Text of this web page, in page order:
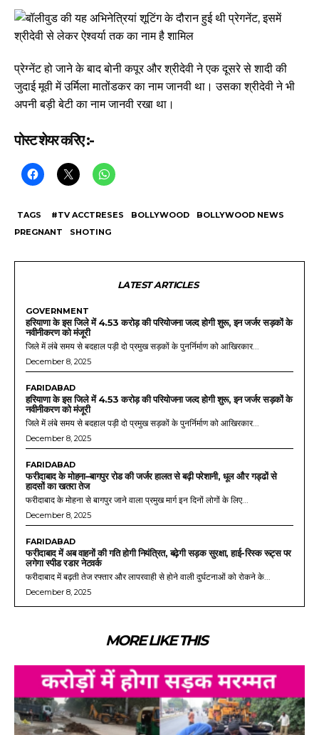
प्रेग्नेंट हो जाने के बाद बोनी कपूर और श्रीदेवी ने एक दूसरे से शादी की
जुदाई मूवी में उर्मिला मातोंडकर का नाम जानवी था। उसका श्रीदेवी ने भी
अपनी बड़ी बेटी का नाम जानवी रखा था।
पोस्ट शेयर करिए :-
TAGS #TV ACCTRESES BOLLYWOOD
BOLLYWOOD NEWS
PREGNANT
SHOTING
LATEST ARTICLES
GOVERNMENT
हरियाणा के इस जिले में 4.53 करोड़ की परियोजना जल्द होगी शुरू, इन जर्जर सड़कों के
नवीनीकरण को मंजूरी
जिले में लंबे समय से बदहाल पड़ी दो प्रमुख सड़कों के पुनर्निर्माण को आखिरकार...
December 8, 2025
FARIDABAD
हरियाणा के इस जिले में 4.53 करोड़ की परियोजना जल्द होगी शुरू, इन जर्जर सड़कों के
नवीनीकरण को मंजूरी
जिले में लंबे समय से बदहाल पड़ी दो प्रमुख सड़कों के पुनर्निर्माण को आखिरकार...
December 8, 2025
FARIDABAD
फरीदाबाद के मोहना–बागपुर रोड की जर्जर हालत से बढ़ी परेशानी, धूल और गड्ढों से
हादसों का खतरा तेज
फरीदाबाद के मोहना से बागपुर जाने वाला प्रमुख मार्ग इन दिनों लोगों के लिए...
December 8, 2025
FARIDABAD
फरीदाबाद में अब वाहनों की गति होगी नियंत्रित, बढ़ेगी सड़क सुरक्षा, हाई-रिस्क रूट्स पर
लगेगा स्पीड रडार नेटवर्क
फरीदाबाद में बढ़ती तेज रफ्तार और लापरवाही से होने वाली दुर्घटनाओं को रोकने के...
December 8, 2025
MORE LIKE THIS